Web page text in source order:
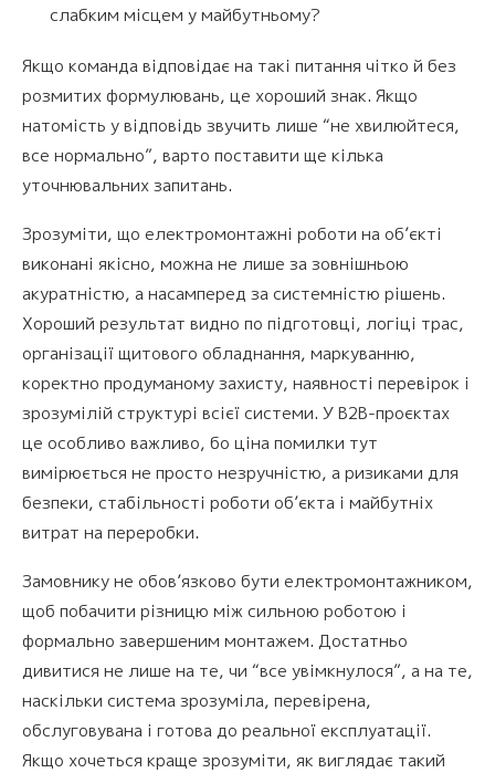
слабким місцем у майбутньому?
Якщо команда відповідає на такі питання чітко й без
розмитих формулювань, це хороший знак. Якщо
натомість у відповідь звучить лише “не хвилюйтеся,
все нормально”, варто поставити ще кілька
уточнювальних запитань.
Зрозуміти, що електромонтажні роботи на об’єкті
виконані якісно, можна не лише за зовнішньою
акуратністю, а насамперед за системністю рішень.
Хороший результат видно по підготовці, логіці трас,
організації щитового обладнання, маркуванню,
коректно продуманому захисту, наявності перевірок і
зрозумілій структурі всієї системи. У B2B-проєктах
це особливо важливо, бо ціна помилки тут
вимірюється не просто незручністю, а ризиками для
безпеки, стабільності роботи об’єкта і майбутніх
витрат на переробки.
Замовнику не обов’язково бути електромонтажником,
щоб побачити різницю між сильною роботою і
формально завершеним монтажем. Достатньо
дивитися не лише на те, чи “все увімкнулося”, а на те,
наскільки система зрозуміла, перевірена,
обслуговувана і готова до реальної експлуатації.
Якщо хочеться краще зрозуміти, як виглядає такий